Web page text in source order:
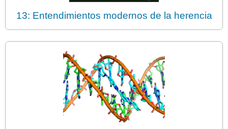
13: Entendimientos modernos de la herencia